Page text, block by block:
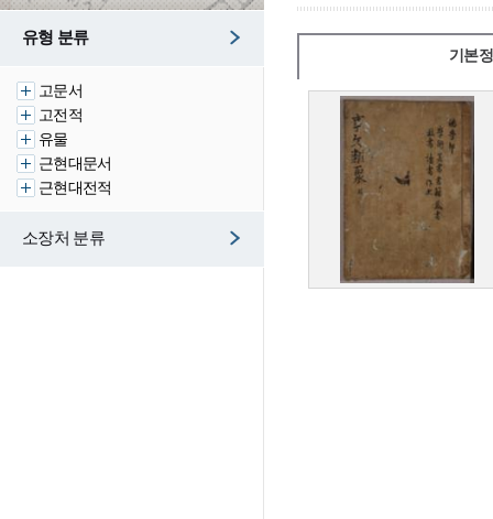
유형 분류
고문서
고전적
유물
근현대문서
근현대전적
소장처 분류
기본